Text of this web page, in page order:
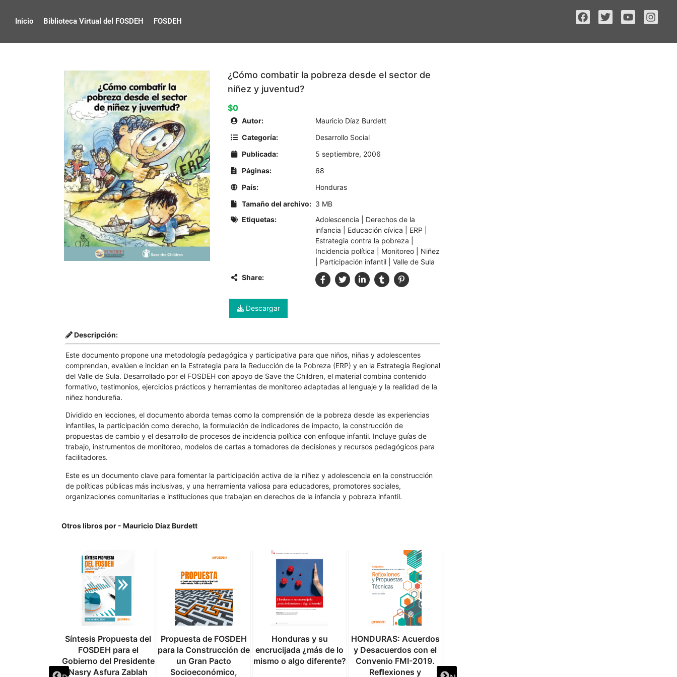
Inicio Biblioteca Virtual del FOSDEH FOSDEH
¿Cómo combatir la pobreza desde el sector de
niñez y juventud?
$0
Autor:
Mauricio Díaz Burdett
Categoría:
Desarrollo Social
Publicada:
5 septiembre, 2006
Páginas:
68
País:
Honduras
Tamaño del archivo: 3 MB
Etiquetas:
Adolescencia
Derechos de la
infancia
Educación cívica ERP
Estrategia contra la pobreza
Incidencia política
Monitoreo
Niñez
Participación infantil
Valle de Sula
Share:
Descargar
Descripción:
Este documento propone una metodología pedagógica y participativa para que niños, niñas y adolescentes
comprendan, evalúen e incidan en la Estrategia para la Reducción de la Pobreza (ERP) y en la Estrategia Regional
del Valle de Sula. Desarrollado por el FOSDEH con apoyo de Save the Children, el material combina contenido
formativo, testimonios, ejercicios prácticos y herramientas de monitoreo adaptadas al lenguaje y la realidad de la
niñez hondureña.
Dividido en lecciones, el documento aborda temas como la comprensión de la pobreza desde las experiencias
infantiles, la participación como derecho, la formulación de indicadores de impacto, la construcción de
propuestas de cambio y el desarrollo de procesos de incidencia política con enfoque infantil. Incluye guías de
trabajo, instrumentos de monitoreo, modelos de cartas a tomadores de decisiones y recursos pedagógicos para
facilitadores.
Este es un documento clave para fomentar la participación activa de la niñez y adolescencia en la construcción
de políticas públicas más inclusivas, y una herramienta valiosa para educadores, promotores sociales,
organizaciones comunitarias e instituciones que trabajan en derechos de la infancia y pobreza infantil.
Otros libros por - Mauricio Díaz Burdett
Síntesis Propuesta del
FOSDEH para el
Gobierno del Presidente
Nasry Asfura Zablah
Propuesta de FOSDEH
para la Construcción de
un Gran Pacto
Socioeconómico,
Honduras y su
encrucijada ¿más de lo
mismo o algo diferente?
HONDURAS: Acuerdos
y Desacuerdos con el
Convenio FMI-2019.
Reﬂexiones y
Propuesta del FOSDEH